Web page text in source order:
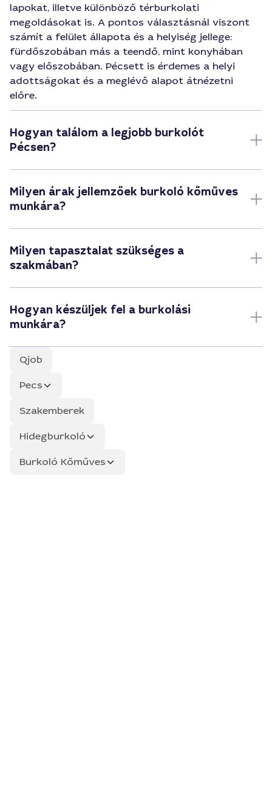
lapokat, illetve különböző térburkolati
megoldásokat is. A pontos választásnál viszont
számít a felület állapota és a helyiség jellege:
fürdőszobában más a teendő, mint konyhában
vagy előszobában. Pécsett is érdemes a helyi
adottságokat és a meglévő alapot átnézetni
előre.
Hogyan találom a legjobb burkolót
Pécsen?
Milyen árak jellemzőek burkoló kőműves
munkára?
Milyen tapasztalat szükséges a
szakmában?
Hogyan készüljek fel a burkolási
munkára?
Qjob
Pecs
Szakemberek
Hidegburkoló
Burkoló Kőműves